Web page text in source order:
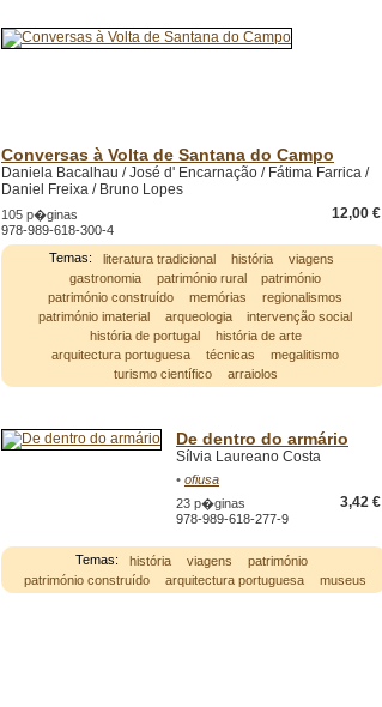
Conversas à Volta de Santana do Campo
Daniela Bacalhau / José d' Encarnação / Fátima Farrica /
Daniel Freixa / Bruno Lopes
12,00 €
105 p�ginas
978-989-618-300-4
Temas:
literatura tradicional história
viagens
gastronomia
património rural
património
património construído
memórias
regionalismos
património imaterial
arqueologia
intervenção social
história de portugal
história de arte
arquitectura portuguesa
técnicas
megalitismo
turismo científico
arraiolos
De dentro do armário
Sílvia Laureano Costa
• ofiusa
3,42 €
23 p�ginas
978-989-618-277-9
Temas: história viagens
património
património construído
arquitectura portuguesa museus